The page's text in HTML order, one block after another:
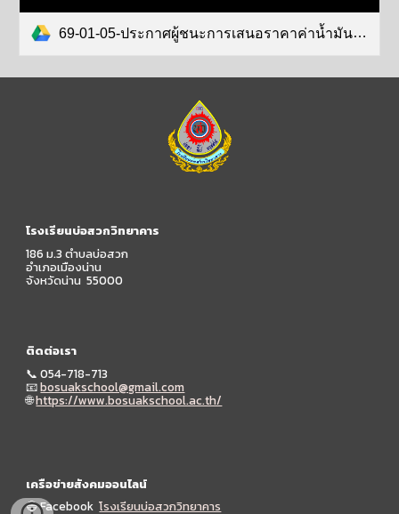
69-01-05-ประกาศผู้ชนะการเสนอราคาค่าน้ำมันเชื้อเพลิง.pdf
โรงเรียนบ่อสวกวิทยาคาร
186 ม.3 ตำบลบ่อสวก
อำเภอเมืองน่าน
จังหวัดน่าน 55000
ติดต่อเรา
📞054-718-713
📧bosuakschool@gmail.com
🌐https://www.bosuakschool.ac.th/
เครือข่ายสังคมออนไลน์
🔵 Facebookโรงเรียนบ่อสวกวิทยาคาร